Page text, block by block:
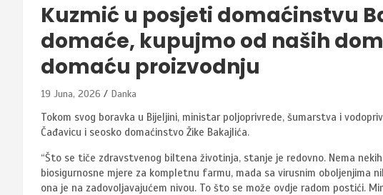
Kuzmić u posjeti domaćinstvu
domaće, kupujmo od naših
domaću proizvodnju
19 Juna, 2026 Danka
Tokom svog boravka u Bijeljini, ministar poljoprivrede, šumarstva i
Čađavicu i seosko domaćinstvo Žike Bakajlića.
“Što se tiče zdravstvenog biltena životinja, stanje je redovno. Nema
biosigurnosne mjere za kompletnu farmu, mada sa virusnim oboljenjima
ona je na zadovoljavajućem nivou. To što se može ovdje radom postići.